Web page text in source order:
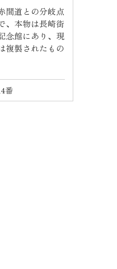
間道との分岐点
、本物は長崎街
念館にあり、現
複製されたもの
番